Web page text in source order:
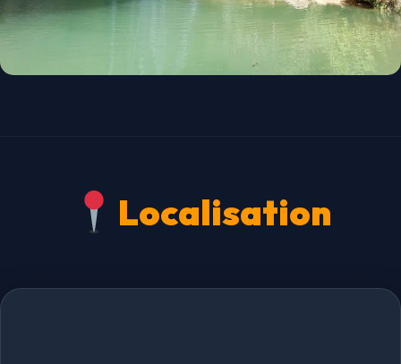
Localisation